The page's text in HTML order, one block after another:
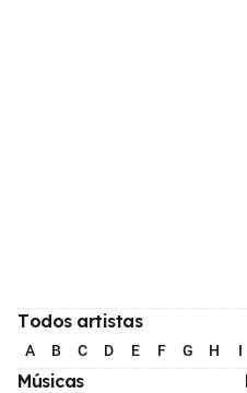
Todos artistas
A B C D E F G H I
Músicas